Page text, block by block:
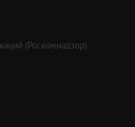
(Роскомнадзор)